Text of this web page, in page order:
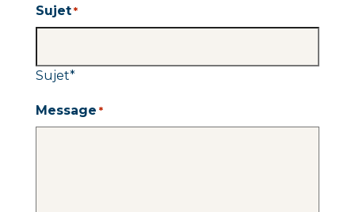
Sujet *
Sujet*
Message *